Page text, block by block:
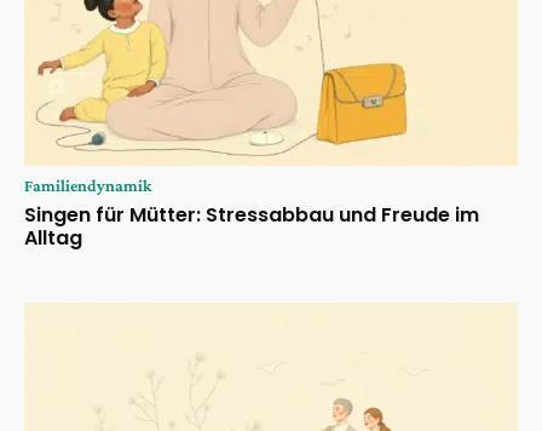
Familiendynamik
Singen für Mütter: Stressabbau und Freude im
Alltag